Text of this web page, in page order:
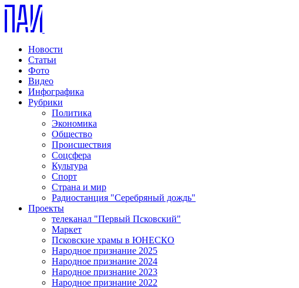
Новости
Статьи
Фото
Видео
Инфографика
Рубрики
Политика
Экономика
Общество
Происшествия
Соцсфера
Культура
Спорт
Страна и мир
Радиостанция "Серебряный дождь"
Проекты
телеканал "Первый Псковский"
Маркет
Псковские храмы в ЮНЕСКО
Народное признание 2025
Народное признание 2024
Народное признание 2023
Народное признание 2022